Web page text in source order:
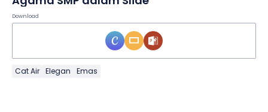
Download
Cat Air Elegan Emas